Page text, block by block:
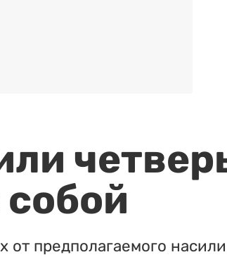
предполагаемого